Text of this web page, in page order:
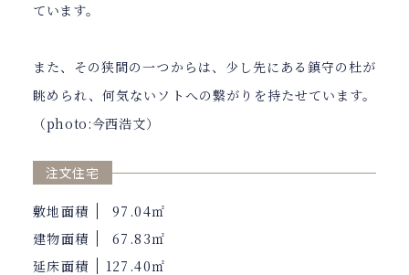
ています。
また、その狭間の一つからは、少し先にある鎮守の杜が
眺められ、何気ないソトへの繋がりを持たせています。
（photo:今西浩文）
注文住宅
敷地面積
97.04㎡
建物面積
67.83㎡
延床面積
127.40㎡